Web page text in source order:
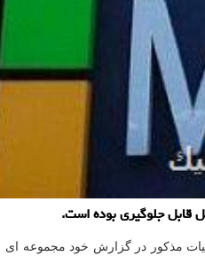
قابل جلوگیری بوده است.
مذکور در گزارش خود مجموعه ای